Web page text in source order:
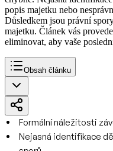
popis majetku nebo
Důsledkem jsou právní
majetku. Článek vás
eliminovat, aby vaše
Obsah článku
Formální náležitosti
Nejasná identifikace